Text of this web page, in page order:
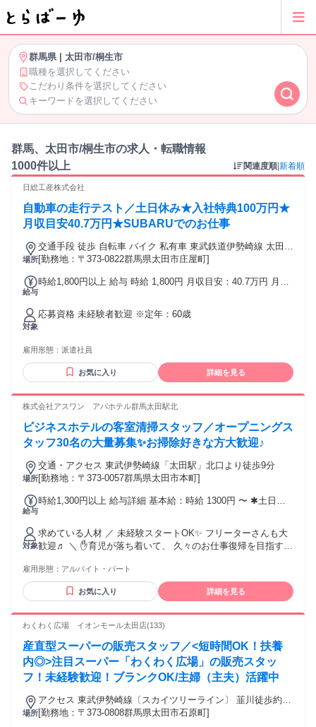
群馬県| 太田市/桐生市
職種を選択してください
こだわり条件を選択してください
キーワードを選択してください
群馬、太田市/桐生市の求人・転職情報
1000件以上
関連度順 新着順
日総工産株式会社
自動車の走行テスト／土日休み★入社特典100万円★
月収目安40.7万円★SUBARUでのお仕事
場所
交通手段 徒歩 自転車 バイク 私有車 東武鉄道伊勢崎線 太田駅
車5分～１０分程度
[勤務地：〒373-0822群馬県太田市庄屋町]
給与
時給1,800円以上 給与 時給 1,800円 月収目安：40.7万円 月収
16.5h
対象
応募資格 未経験者歓迎 ※定年：60歳
雇用形態： 派遣社員
お気に入り 詳細を見る
株式会社アスワン アパホテル群馬太田駅北
ビジネスホテルの客室清掃スタッフ／オープニングス
タッフ30名の大量募集✨お掃除好きな方大歓迎♪
場所
交通・アクセス 東武伊勢崎線「太田駅」北口より徒歩9分
[勤務地：〒373-0057群馬県太田市本町]
給与
時給1,300円以上 給与詳細 基本給：時給 1300円 〜 ✱土日祝
時給+200円 ✱12月31日、1月1･2･3日は 時給+200円にアッ
プ！
対象
求めている人材 ／ 未経験スタートOK✨ フリーターさんも大
歓迎♬ ＼ ✋育児が落ち着いて、 久々のお仕事復帰を目指す方
たい方 そんな方にピッタリのお仕事◎ ⭐当社の他の勤務地で
は 20〜40代の女性スタッフが活躍中！ 年代が近い仲間と協力
しながら働ける あたたかい雰囲気の職場です！ ✦・
迎 ✅主婦・主夫歓迎 ✅扶養内勤務OK ✅フリーター歓迎 ✅副
験不問 ✅職種未経験歓迎 ✅業界未経験歓迎 ✅女性活躍中 ✅家
事・育児経験が役立つ ✅長期歓迎 ✦・┈┈┈┈┈・✦✦・
┈┈┈┈┈・✦ ✨今回募集するお仕事では、 【ホテル清掃】
【客室清掃】【施設清掃】 【オフィスビル清掃】【マンショ
ン清掃】 【夜間清掃】【深夜清掃】【ベッドメイク】 【軽作
業】【ハウスクリーニング】などの 【清掃スタッフ】【清掃
雇用形態： アルバイト・パート
お気に入り 詳細を見る
わくわく広場 イオンモール太田店(133)
産直型スーパーの販売スタッフ／<短時間OK！扶養
内◎>注目スーパー「わくわく広場」の販売スタッ
フ！未経験歓迎！ブランクOK/主婦（主夫）活躍中
場所
アクセス 東武伊勢崎線〔スカイツリーライン〕 韮川徒歩約23
分、東武小泉線 竜舞徒歩約24分、東武伊勢崎線〔スカイツリ
[勤務地：〒373-0808群馬県太田市石原町]